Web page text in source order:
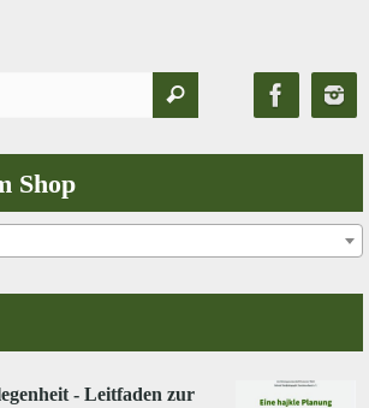
Suchen
Shop
- Leitfaden zur